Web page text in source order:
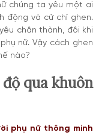
chúng ta yêu một ai
động và cử chỉ ghen.
chân thành, đôi khi
nữ. Vậy cách ghen
nào?
qua khuôn
phụ nữ thông minh